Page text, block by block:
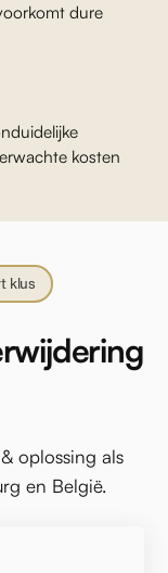
dure
kosten
klus
oplossing als
en België.